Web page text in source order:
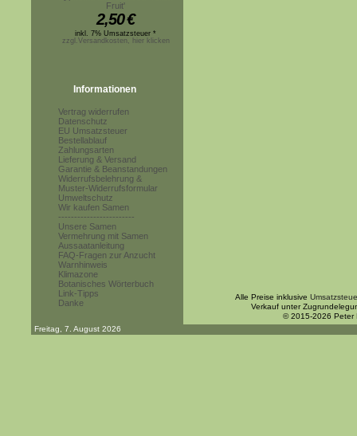
Fruit'
2,50€
inkl. 7% Umsatzsteuer *
zzgl.Versandkosten, hier klicken
Informationen
Vertrag widerrufen
Datenschutz
EU Umsatzsteuer
Bestellablauf
Zahlungsarten
Lieferung & Versand
Garantie & Beanstandungen
Widerrufsbelehrung &
Muster-Widerrufsformular
Umweltschutz
Wir kaufen Samen
------------------------
Unsere Samen
Vermehrung mit Samen
Aussaatanleitung
FAQ-Fragen zur Anzucht
Warnhinweis
Klimazone
Botanisches Wörterbuch
Link-Tipps
Danke
Alle Preise inklusive
Verkauf unter
© 2015-2026 Peter
Freitag, 7. August 2026